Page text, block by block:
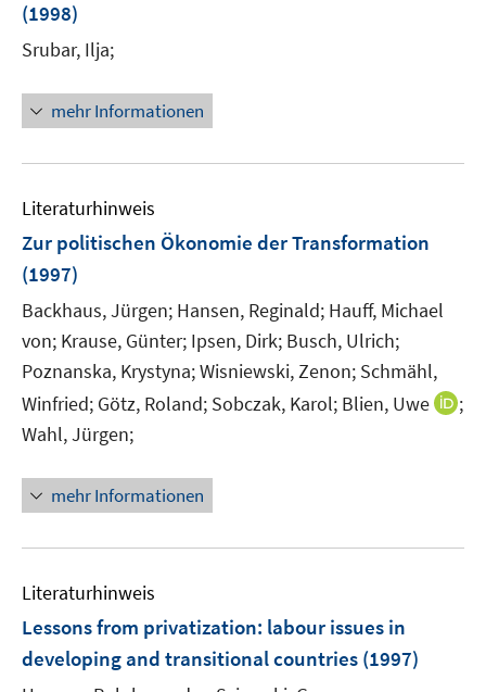
(1998)
Srubar, Ilja;
mehr Informationen
Literaturhinweis
Zur politischen Ökonomie der Transformation
(1997)
Backhaus, Jürgen; Hansen, Reginald; Hauff, Michael
von; Krause, Günter; Ipsen, Dirk; Busch, Ulrich;
Poznanska, Krystyna;Wisniewski, Zenon; Schmähl,
Winfried; Götz, Roland; Sobczak, Karol; Blien, Uwe
I;
Wahl, Jürgen;
mehr Informationen
Literaturhinweis
Lessons from privatization: labour issues in
developing and transitional countries (1997)